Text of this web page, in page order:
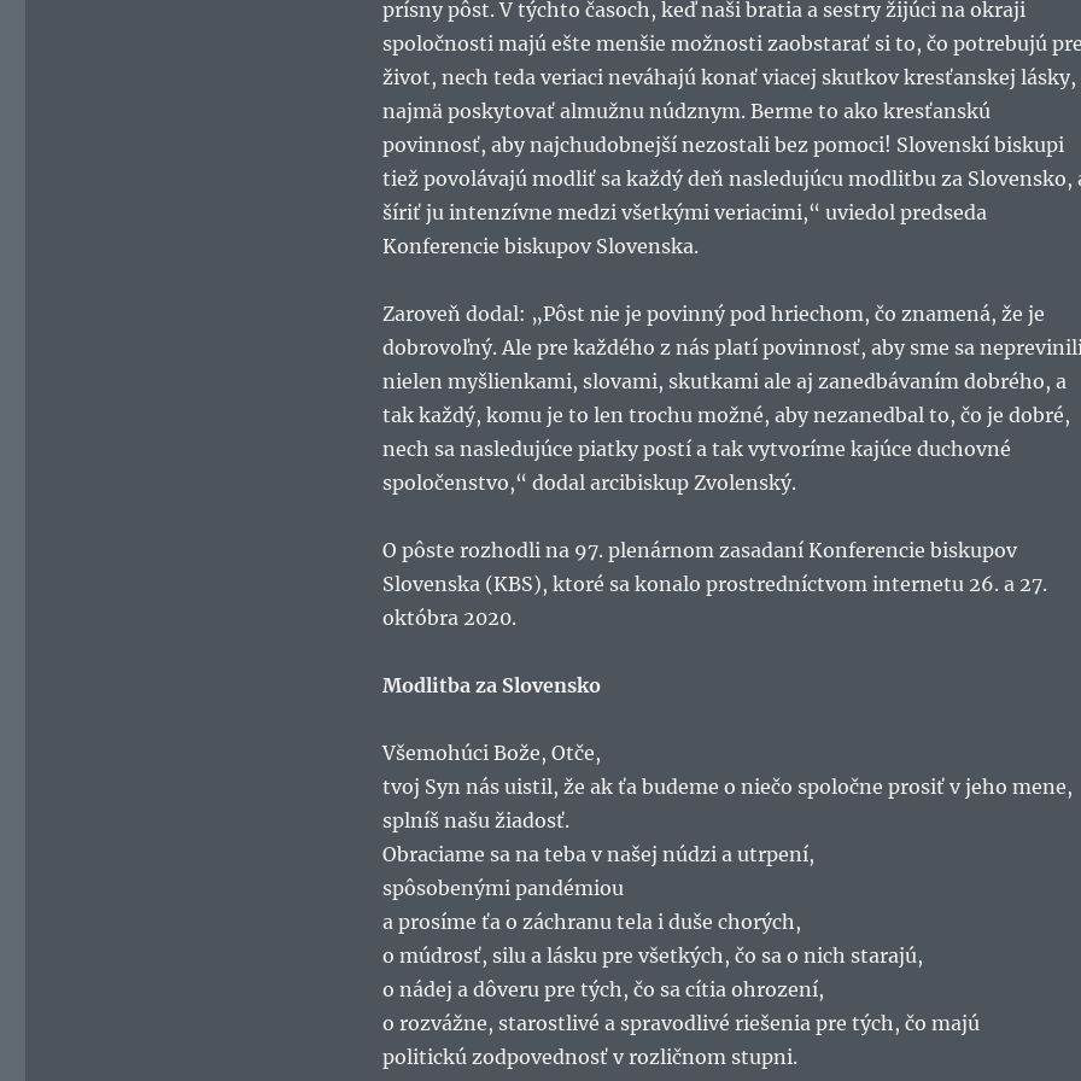
prísny pôst. V týchto časoch, keď naši bratia a sestry žijúci na okraji
spoločnosti majú ešte menšie možnosti zaobstarať si to, čo potrebujú pre
život, nech teda veriaci neváhajú konať viacej skutkov kresťanskej lásky,
najmä poskytovať almužnu núdznym. Berme to ako kresťanskú
povinnosť, aby najchudobnejší nezostali bez pomoci! Slovenskí biskupi
tiež povolávajú modliť sa každý deň nasledujúcu modlitbu za Slovensko,
šíriť ju intenzívne medzi všetkými veriacimi,“ uviedol predseda
Konferencie biskupov Slovenska.
Zaroveň dodal: „Pôst nie je povinný pod hriechom, čo znamená, že je
dobrovoľný. Ale pre každého z nás platí povinnosť, aby sme sa
nielen myšlienkami, slovami, skutkami ale aj zanedbávaním dobrého, a
tak každý, komu je to len trochu možné, aby nezanedbal to, čo je dobré,
nech sa nasledujúce piatky postí a tak vytvoríme kajúce duchovné
spoločenstvo,“ dodal arcibiskup Zvolenský.
O pôste rozhodli na 97. plenárnom zasadaní Konferencie biskupov
Slovenska (KBS), ktoré sa konalo prostredníctvom internetu 26. a 27.
októbra 2020.
Modlitba za Slovensko
Všemohúci Bože, Otče,
tvoj Syn nás uistil, že ak ťa budeme o niečo spoločne prosiť v jeho mene,
splníš našu žiadosť.
Obraciame sa na teba v našej núdzi a utrpení,
spôsobenými pandémiou
a prosíme ťa o záchranu tela i duše chorých,
o múdrosť, silu a lásku pre všetkých, čo sa o nich starajú,
o nádej a dôveru pre tých, čo sa cítia ohrození,
o rozvážne, starostlivé a spravodlivé riešenia pre tých, čo majú
politickú zodpovednosť v rozličnom stupni.